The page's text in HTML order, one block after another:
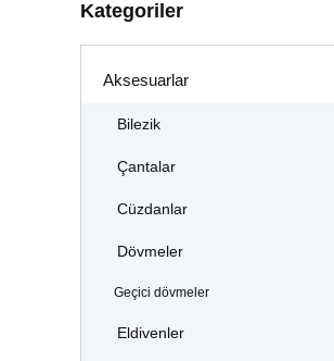
Kategoriler
Aksesuarlar
Bilezik
Çantalar
Cüzdanlar
Dövmeler
Geçici dövmeler
Eldivenler